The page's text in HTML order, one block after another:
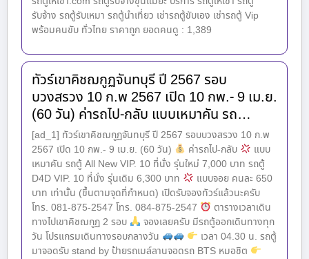
รับจ้าง รถตู้รับเหมา รถตู้นำเที่ยว เช่ารถตู้ขับเอง เช่ารถตู้ Vip
พร้อมคนขับ ทั่วไทย ราคาถูก ยอดคนดู : 1,389
ทัวร์เขาคิชฌกูฏจันทบุรี ปี 2567 รอบ
บวงสรวง 10 ก.พ 2567 เปิด 10 กพ.- 9 เม.ย.
(60 วัน) ค่ารถไป-กลับ แบบเหมาคัน รถ…
[ad_1] ทัวร์เขาคิชฌกูฏจันทบุรี ปี 2567 รอบบวงสรวง 10 ก.พ
2567 เปิด 10 กพ.- 9 เม.ย. (60 วัน)
ค่ารถไป-กลับ
แบบ
เหมาคัน รถตู้ All New VIP. 10 ที่นั่ง รุ่นใหม่ 7,000 บาท รถตู้
D4D VIP. 10 ที่นั่ง รุ่นเดิม 6,300 บาท
แบบจอย คนละ 650
บาท เท่านั้น (ขึ้นตามจุดที่กำหนด) เปิดรับจองทัวร์แล้วนะครับ
โทร. 081-875-2547 โทร. 084-875-2547
ตารางเวลาเดิน
ทางไปเขาคิชฌกูฏ 2 รอบ
จองเลยครับ มีรถตู้ออกเดินทางทุก
วัน โปรแกรมเดินทางรอบกลางวัน
เวลา 04.30 น. รถตู้
มาจอดรับ stand by ป้ายรถเมล์ลานจอดรถ BTS หมอชิต